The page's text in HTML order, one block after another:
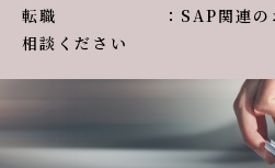
転職 ：SAP関連のお仕
相談ください